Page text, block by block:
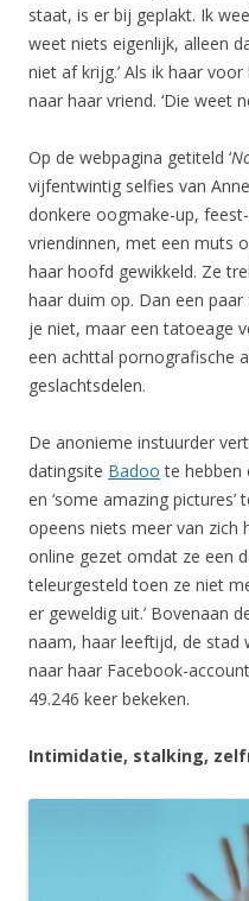
staat, is er bij geplakt. Ik
weet niets eigenlijk, alleen
niet af krijg.’ Als ik haar
naar haar vriend. ‘Die weet
Op de webpagina getiteld ‘
vijfentwintig selfies van
donkere oogmake-up,
vriendinnen, met een muts
haar hoofd gewikkeld. Ze
haar duim op. Dan een paar
je niet, maar een tatoeage
een achttal pornografische
geslachtsdelen.
De anonieme instuurder
datingsite Badoo te hebben
en ‘some amazing
opeens niets meer van zich
online gezet omdat ze een
teleurgesteld toen ze niet
er geweldig uit.’ Bovenaan
naam, haar leeftijd, de stad
naar haar Facebook-
49.246 keer bekeken.
Intimidatie, stalking,